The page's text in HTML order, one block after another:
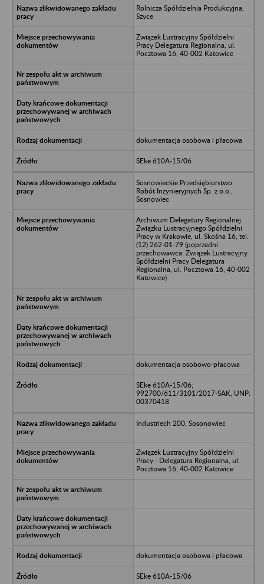
Rolnicza Spółdzielnia Produkcyjna,
Szyce
Związek Lustracyjny Spółdzielni
Pracy Delegatura Regionalna, ul.
Pocztowa 16, 40-002 Katowice
dokumentacja osobowa i płacowa
SEke 610A-15/06
Sosnowieckie Przedsiębiorstwo
Robót Inżynieryjnych Sp. z o.o.,
Sosnowiec
Archiwum Delegatury Regionalnej
Związku Lustracyjnego Spółdzielni
Pracy w Krakowie, ul. Skośna 16, tel.
(12) 262-01-79 (poprzedni
przechowawca: Związek Lustracyjny
Spółdzielni Pracy Delegatura
Regionalna, ul. Pocztowa 16, 40-002
Katowice)
dokumentacja osobowo-płacowa
SEke 610A-15/06;
992700/611/3101/2017-SAK, UNP:
00370418
Industriech 200, Sosonowiec
Związek Lustracyjny Spółdzielni
Pracy - Delegatura Regionalna, ul.
Pocztowa 16, 40-002 Katowice
dokumentacja osobowa i płacowa
SEke 610A-15/06